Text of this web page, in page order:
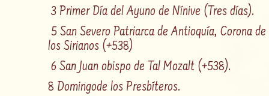
3 Primer Día del Ayuno de Nínive (Tres días).
5 San Severo Patriarca de Antioquía, Corona de
los Sirianos (+538)
6 San Juan obispo de Tal Mozalt (+538).
8 Domingode los Presbíteros.